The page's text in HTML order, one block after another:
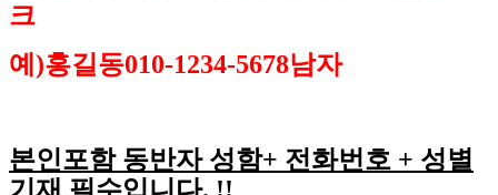
크
예 )홍길동010-1234-5678남자
본인포함 동반자 성함+ 전화번호 + 성별